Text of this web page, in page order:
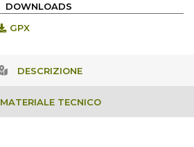
DOWNLOADS
GPX
DESCRIZIONE
MATERIALE TECNICO